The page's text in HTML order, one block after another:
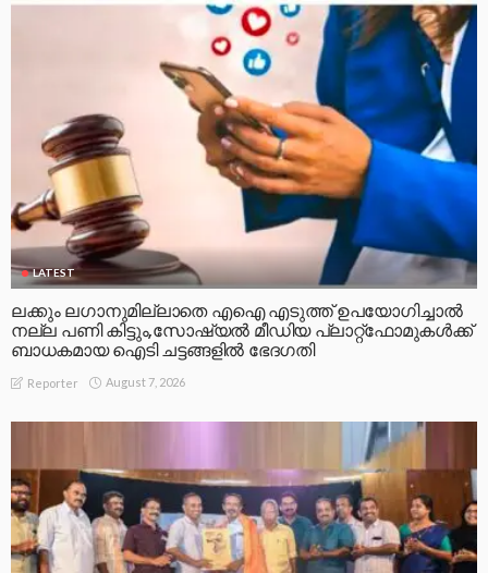
LATEST
ലക്കും ലഗാനുമില്ലാതെ എഐ എടുത്ത് ഉപയോഗിച്ചാല്‍
നല്ല പണി കിട്ടും,സോഷ്യല്‍ മീഡിയ പ്ലാറ്റ്‌ഫോമുകള്‍ക്ക്
ബാധകമായ ഐടി ചട്ടങ്ങളില്‍ ഭേദഗതി
Reporter August 7, 2026